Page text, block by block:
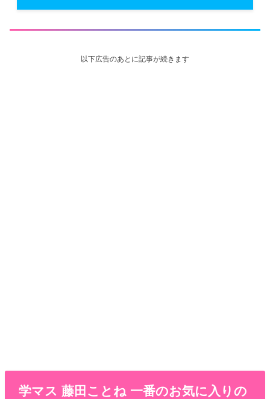
以下広告のあとに記事が続きます
学マス 藤田ことね 一番のお気に入りの